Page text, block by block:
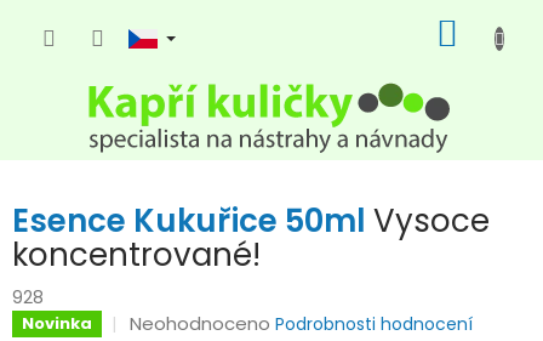
KOŠÍK
Esence Kukuřice 50ml Vysoce
koncentrované!
928
Novinka
Průměrné
Neohodnoceno Podrobnosti hodnocení